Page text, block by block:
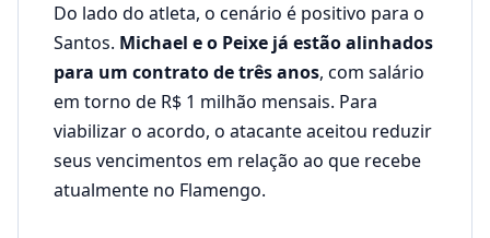
Do lado do atleta, o cenário é positivo para o
Santos. Michael e o Peixe já estão alinhados
para um contrato de três anos, com salário
em torno de R$ 1 milhão mensais. Para
viabilizar o acordo, o atacante aceitou reduzir
seus vencimentos em relação ao que recebe
atualmente no Flamengo.